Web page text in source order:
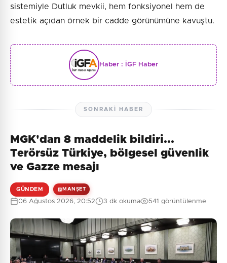
sistemiyle Dutluk mevkii, hem fonksiyonel hem de
estetik açıdan örnek bir cadde görünümüne kavuştu.
Haber : İGF Haber
SONRAKI HABER
MGK'dan 8 maddelik bildiri...
Terörsüz Türkiye, bölgesel güvenlik
ve Gazze mesajı
GÜNDEM MANŞET
06 Ağustos 2026, 20:52 3 dk okuma 541 görüntülenme